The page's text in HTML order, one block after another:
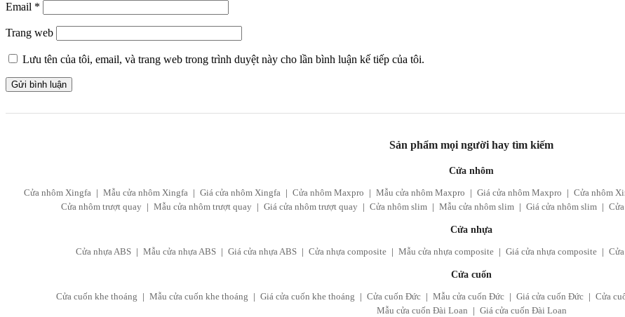
Email *
Trang web
Lưu tên của tôi, email, và trang web trong trình duyệt này cho lần bình luận kế tiếp của tôi.
Sản phẩm mọi người hay tìm kiếm
Cửa nhôm
Cửa nhôm Xingfa | Mẫu cửa nhôm Xingfa | Giá cửa nhôm Xingfa | Cửa nhôm Maxpro | Mẫu cửa nhôm Maxpro | Giá cửa nhôm Maxpro | Cửa nhôm
Cửa nhôm trượt quay | Mẫu cửa nhôm trượt quay | Giá cửa nhôm trượt quay | Cửa nhôm slim | Mẫu cửa nhôm slim | Giá cửa nhôm slim |
Cửa nhựa
Cửa nhựa ABS | Mẫu cửa nhựa ABS | Giá cửa nhựa ABS | Cửa nhựa composite | Mẫu cửa nhựa composite | Giá cửa nhựa composite |
Cửa cuốn
Cửa cuốn khe thoáng | Mẫu cửa cuốn khe thoáng | Giá cửa cuốn khe thoáng | Cửa cuốn Đức | Mẫu cửa cuốn Đức | Giá cửa cuốn Đức | Cửa
Mẫu cửa cuốn Đài Loan | Giá cửa cuốn Đài Loan